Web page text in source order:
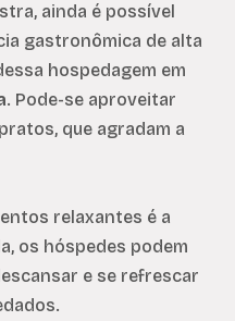
ainda é possível
gastronômica de alta
hospedagem em
. Pode-se aproveitar
que agradam a
relaxantes é a
os hóspedes podem
e se refrescar